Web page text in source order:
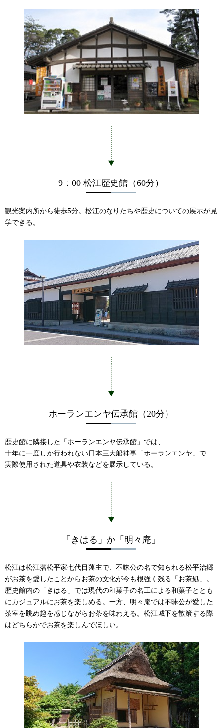
9：00 松江歴史館（60分）
観光案内所から徒歩5分。松江のなりたちや歴史についての展示が見
学できる。
ホーランエンヤ伝承館（20分）
歴史館に隣接した「ホーランエンヤ伝承館」では、
十年に一度しか行われない日本三大船神事「ホーランエンヤ」で
実際使用された道具や衣装などを展示している。
「きはる」か「明々庵」
松江は松江藩松平家七代目藩主で、不昧公の名で知られる松平治郷
がお茶を愛したことからお茶の文化が今も根強く残る「お茶処」。
歴史館内の「きはる」では現代の和菓子の名工による和菓子ととも
にカジュアルにお茶を楽しめる。一方、明々庵では不昧公が愛した
茶室を眺め趣を感じながらお茶を味わえる。松江城下を散策する際
はどちらかでお茶を楽しんでほしい。